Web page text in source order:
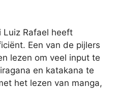
Luiz Rafael heeft
Een van de pijlers
lezen om veel input te
en katakana te
het lezen van manga,